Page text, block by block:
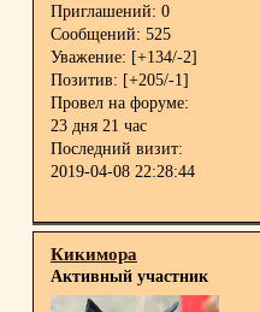
Приглашений: 0
Сообщений: 525
Уважение: [+134/-2]
Позитив: [+205/-1]
Провел на форуме:
23 дня 21 час
Последний визит:
2019-04-08 22:28:44
Кикимора
Активный участник